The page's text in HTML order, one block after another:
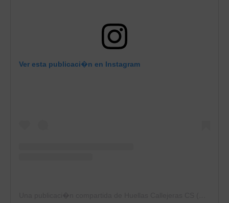
Ver esta publicaci�n en Instagram